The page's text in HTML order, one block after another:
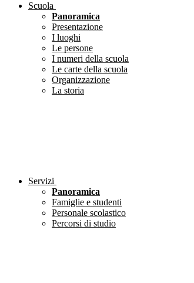
Scuola
Panoramica
Presentazione
I luoghi
Le persone
I numeri della scuola
Le carte della scuola
Organizzazione
La storia
Servizi
Panoramica
Famiglie e studenti
Personale scolastico
Percorsi di studio